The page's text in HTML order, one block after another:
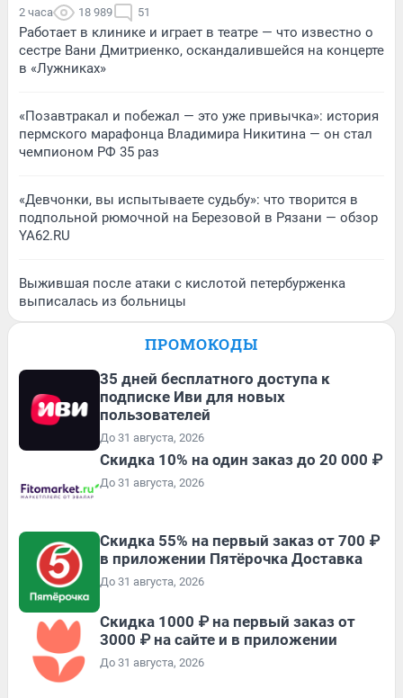
2 часа 18 989 51
Работает в клинике и играет в театре — что известно о
сестре Вани Дмитриенко, оскандалившейся на концерте
в «Лужниках»
«Позавтракал и побежал — это уже привычка»: история
пермского марафонца Владимира Никитина — он стал
чемпионом РФ 35 раз
«Девчонки, вы испытываете судьбу»: что творится в
подпольной рюмочной на Березовой в Рязани — обзор
YA62.RU
Выжившая после атаки с кислотой петербурженка
выписалась из больницы
ПРОМОКОДЫ
35 дней бесплатного доступа к
подписке Иви для новых
пользователей
До 31 августа, 2026
Скидка 10% на один заказ до 20 000 ₽
До 31 августа, 2026
Скидка 55% на первый заказ от 700 ₽
в приложении Пятёрочка Доставка
До 31 августа, 2026
Скидка 1000 ₽ на первый заказ от
3000 ₽ на сайте и в приложении
До 31 августа, 2026